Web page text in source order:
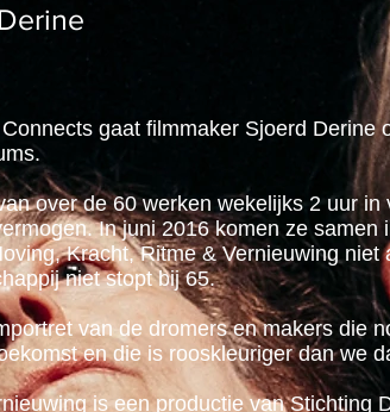
gaat filmmaker Sjoerd
over de 60 werken wekelijks 2 uur
In juni 2016 komen ze
Kracht, Ritme & Vernieuwing
niet stopt bij 65.
van de dromers en makers die
en die is rooskleuriger dan we
is een productie van Stichting